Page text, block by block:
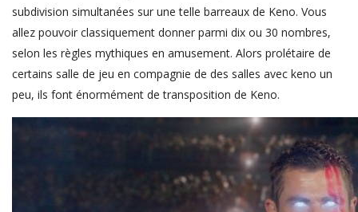
subdivision simultanées sur une telle barreaux de Keno. Vous
allez pouvoir classiquement donner parmi dix ou 30 nombres,
selon les règles mythiques en amusement. Alors prolétaire de
certains salle de jeu en compagnie de des salles avec keno un
peu, ils font énormément de transposition de Keno.